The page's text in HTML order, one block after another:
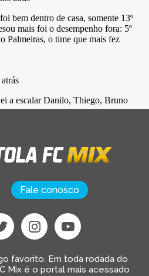
Fale conosco
favorito. Em toda rodada do
Mix é o portal mais acessado